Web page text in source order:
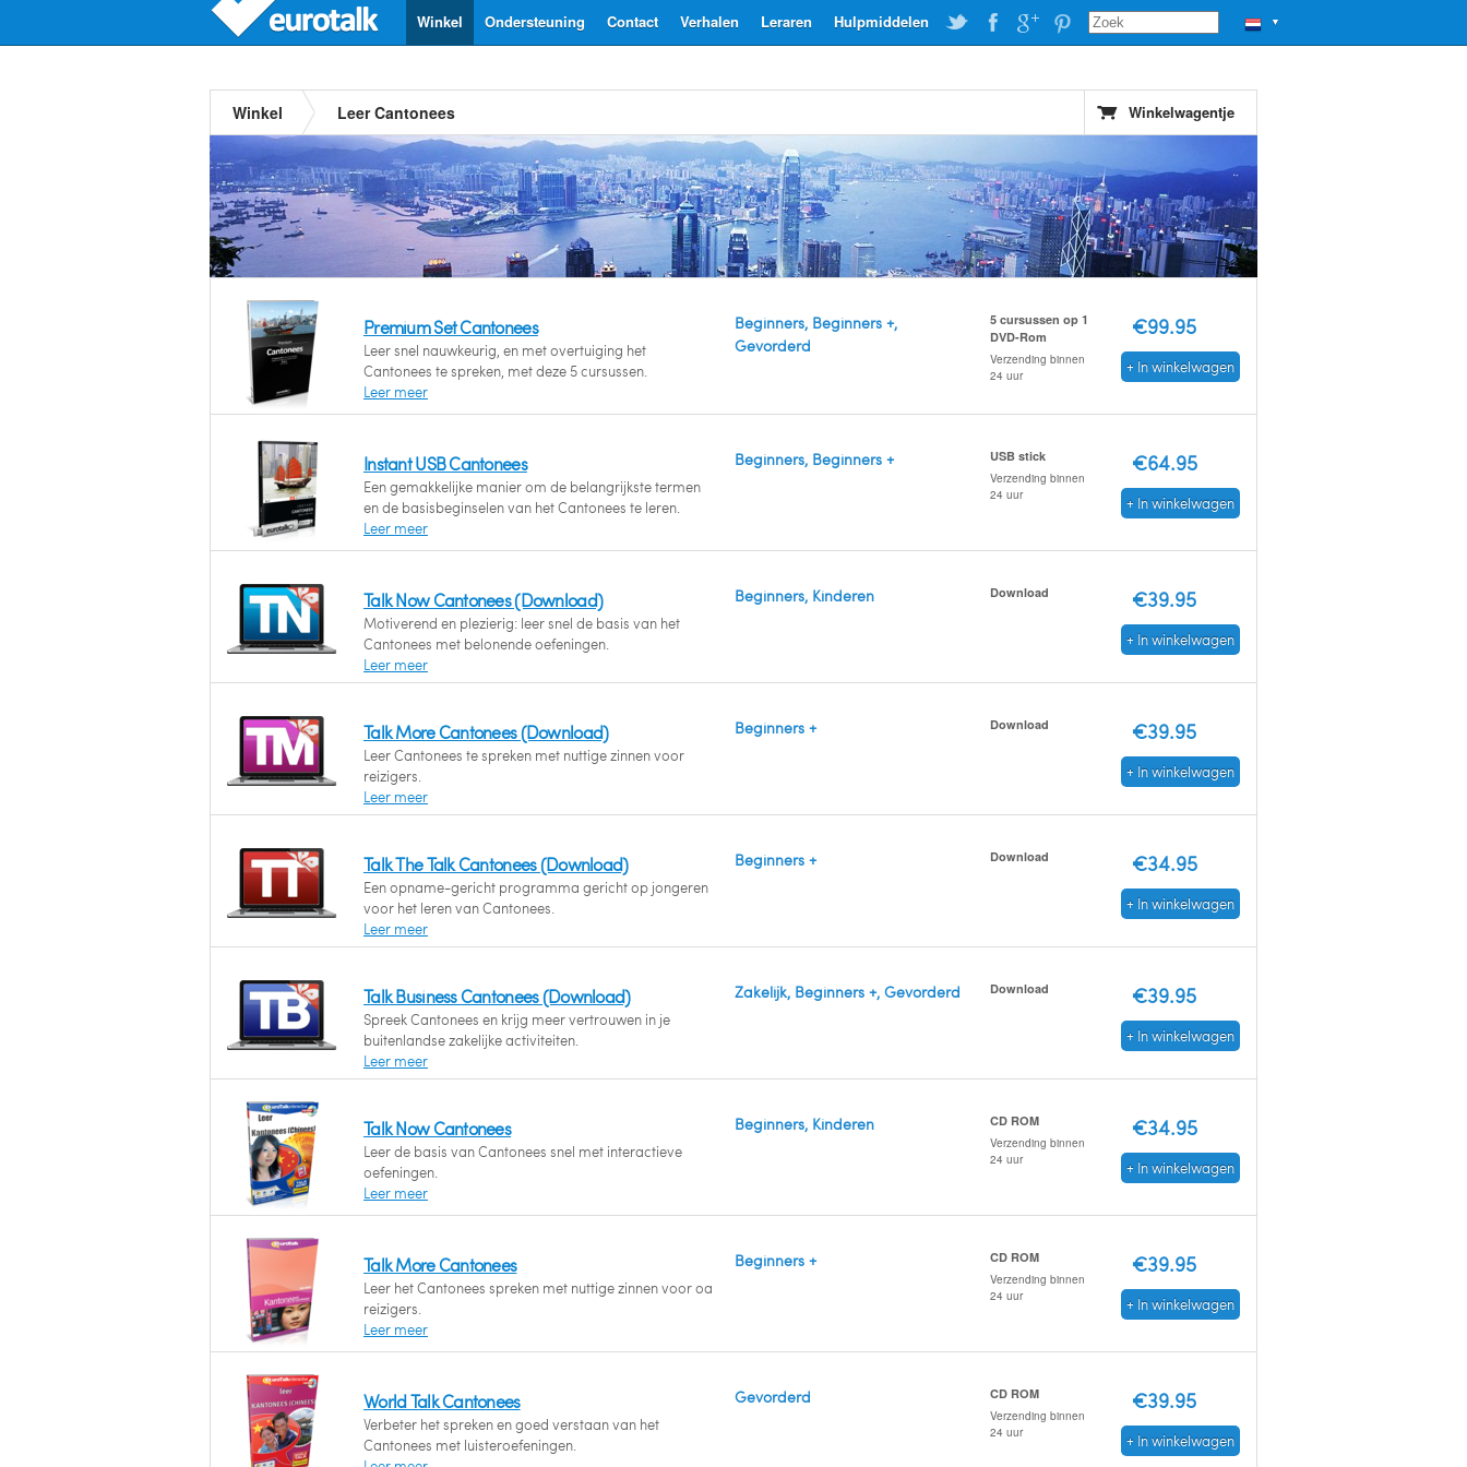
▼
Hulpmiddelen
Leraren
Verhalen
Contact
Ondersteuning
Winkel
Winkel Leer Cantonees Winkelwagentje
Premium Set Cantonees
Leer snel nauwkeurig, en met overtuiging het
Cantonees te spreken, met deze 5 cursussen.
Leer meer
Beginners, Beginners +,
Gevorderd
5 cursussen op 1
DVD-Rom
Verzending binnen
24 uur
€99.95
+ In winkelwagen
Instant USB Cantonees
Een gemakkelijke manier om de belangrijkste termen
en de basisbeginselen van het Cantonees te leren.
Leer meer
Beginners, Beginners + USB stick
Verzending binnen
24 uur
€64.95
+ In winkelwagen
Talk Now Cantonees (Download)
Motiverend en plezierig: leer snel de basis van het
Cantonees met belonende oefeningen.
Leer meer
Beginners, Kinderen Download €39.95
+ In winkelwagen
Talk More Cantonees (Download)
Leer Cantonees te spreken met nuttige zinnen voor
reizigers.
Leer meer
Beginners + Download €39.95
+ In winkelwagen
Talk The Talk Cantonees (Download)
Een opname-gericht programma gericht op jongeren
voor het leren van Cantonees.
Leer meer
Beginners + Download €34.95
+ In winkelwagen
Talk Business Cantonees (Download)
Spreek Cantonees en krijg meer vertrouwen in je
buitenlandse zakelijke activiteiten.
Leer meer
Zakelijk, Beginners +, Gevorderd Download €39.95
+ In winkelwagen
Talk Now Cantonees
Leer de basis van Cantonees snel met interactieve
oefeningen.
Leer meer
Beginners, Kinderen CD ROM
Verzending binnen
24 uur
€34.95
+ In winkelwagen
Talk More Cantonees
Leer het Cantonees spreken met nuttige zinnen voor oa
reizigers.
Leer meer
Beginners + CD ROM
Verzending binnen
24 uur
€39.95
+ In winkelwagen
World Talk Cantonees
Verbeter het spreken en goed verstaan van het
Cantonees met luisteroefeningen.
Gevorderd CD ROM
Verzending binnen
24 uur
€39.95
+ In winkelwagen